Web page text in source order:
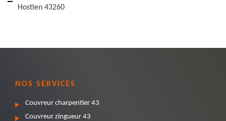
Hostien 43260
NOS SERVICES
Couvreur charpentier 43
Couvreur zingueur 43